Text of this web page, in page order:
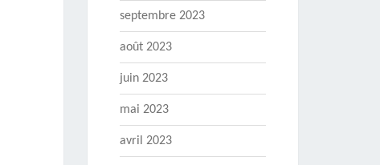
septembre 2023
août 2023
juin 2023
mai 2023
avril 2023